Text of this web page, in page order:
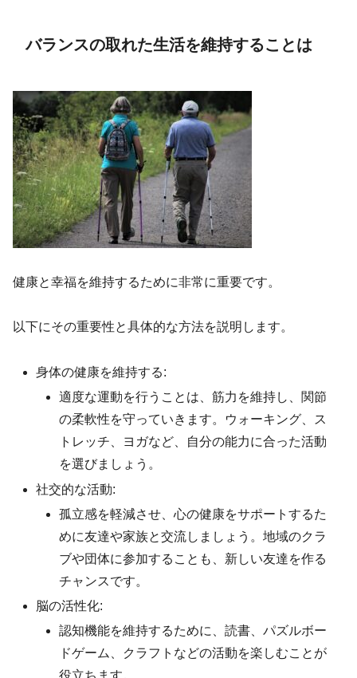
バランスの取れた生活を維持することは
健康と幸福を維持するために非常に重要です。
以下にその重要性と具体的な方法を説明します。
身体の健康を維持する:
適度な運動を行うことは、筋力を維持し、関節
の柔軟性を守っていきます。ウォーキング、ス
トレッチ、ヨガなど、自分の能力に合った活動
を選びましょう。
社交的な活動:
孤立感を軽減させ、心の健康をサポートするた
めに友達や家族と交流しましょう。地域のクラ
ブや団体に参加することも、新しい友達を作る
チャンスです。
脳の活性化:
認知機能を維持するために、読書、パズルボー
ドゲーム、クラフトなどの活動を楽しむことが